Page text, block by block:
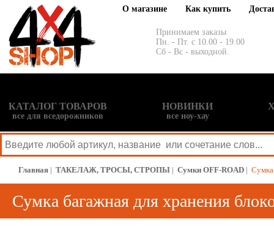
О магазине Как купить
Принимаем заказы
Пн. - Пт. с 10.00 - 19.00
Сб - Вс - выходной.
КАТАЛОГ ТОВАРОВ
все для вседорожников
НОВИНКИ
все ноу-хау
Главная | ТАКЕЛАЖ, ТРОСЫ, СТРОПЫ | Сумки OFF-ROAD | Сумка
Сумка багажная для хранения